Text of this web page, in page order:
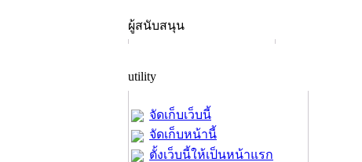
ผู้สนับสนุน
utility
จัดเก็บเว็บนี้
จัดเก็บหน้านี้
ตั้งเว็บนี้ให้เป็นหน้าแรก